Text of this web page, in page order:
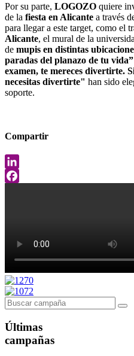
Por su parte, LOGOZO quiere
de la fiesta en Alicante a través
para llegar a este target, como el
Alicante, el mural de la
de mupis en distintas
paradas del planazo de tu vida”
examen, te mereces divertirte.
necesitas divertirte" han sido
soporte.
Compartir
LinkedIn
Últimas
campañas